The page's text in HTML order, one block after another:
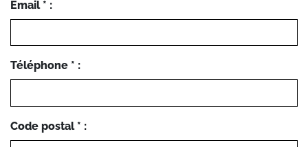
Email * :
Téléphone * :
Code postal * :